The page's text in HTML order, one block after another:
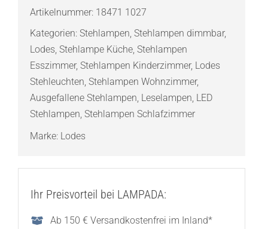
Stehleuchte
Artikelnummer: 18471 1027
Kategorien: Stehlampen, Stehlampen dimmbar,
Lodes, Stehlampe Küche, Stehlampen
Esszimmer, Stehlampen Kinderzimmer, Lodes
Stehleuchten, Stehlampen Wohnzimmer,
Ausgefallene Stehlampen, Leselampen, LED
Stehlampen, Stehlampen Schlafzimmer
Marke: Lodes
Ihr Preisvorteil bei LAMPADA:
Ab 150 € Versandkostenfrei im Inland*